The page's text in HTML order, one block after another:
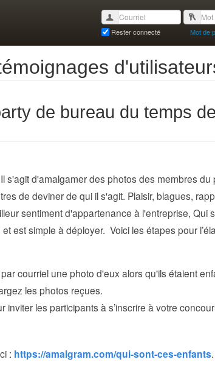
Rester connecté Mot de
de bureau du temps
s'agit d'amalgamer des photos des membres du
de deviner de qui il s'agit. Plaisir, blagues,
sentiment d'appartenance à l'entreprise, Qui
est simple à déployer. Voici les étapes pour
courriel une photo d'eux alors qu'ils étaient
les photos reçues.
inviter les participants à s’inscrire à votre
: https://amalgram.com/qui-sont-ces-enfants.